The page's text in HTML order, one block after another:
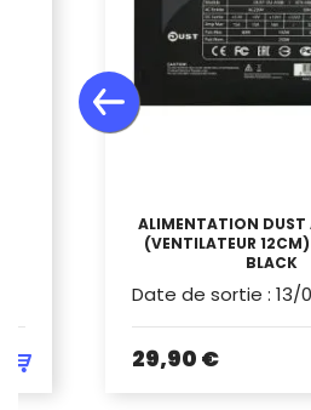
ALIMENTATION
(VENTILATEUR
BLACK
Date de sortie : 13/
29,90 €